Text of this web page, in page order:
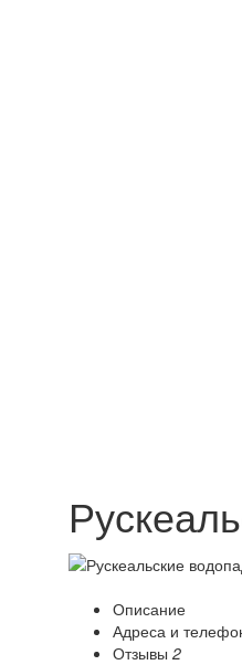
Описание
Адреса и
Отзывы 2